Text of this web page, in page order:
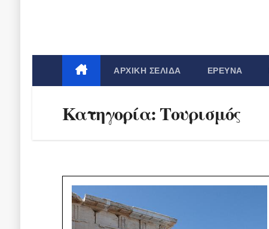
ΑΡΧΙΚΉ ΣΕΛΊΔΑ ΈΡΕΥΝΑ
Κατηγορία:Τουρισμός